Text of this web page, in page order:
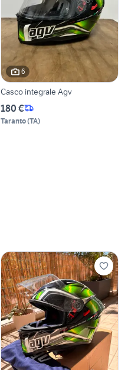
6
Casco integrale Agv
180 €
Taranto(TA)